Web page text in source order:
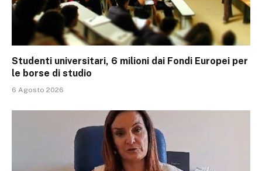
Studenti universitari, 6 milioni dai Fondi Europei per
le borse di studio
6 Agosto 2026